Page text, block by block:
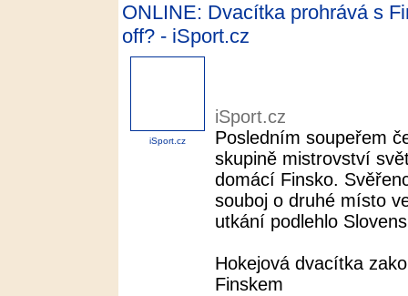
ONLINE: Dvacítka prohrává s
off? - iSport.cz
iSport.cz
iSport.cz
Posledním soupeřem
skupině mistrovství
domácí Finsko.
souboj o druhé místo
utkání podlehlo
Hokejová dvacítka
Finskem